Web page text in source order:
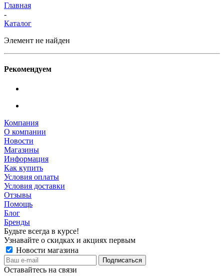
Главная
-
Каталог
Элемент не найден
Рекомендуем
Компания
О компании
Новости
Магазины
Информация
Как купить
Условия оплаты
Условия доставки
Отзывы
Помощь
Блог
Бренды
Будьте всегда в курсе!
Узнавайте о скидках и акциях первым
Новости магазина
Оставайтесь на связи